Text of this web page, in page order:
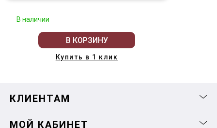
В наличии
В КОРЗИНУ
Купить в 1 клик
КЛИЕНТАМ
МОЙ КАБИНЕТ